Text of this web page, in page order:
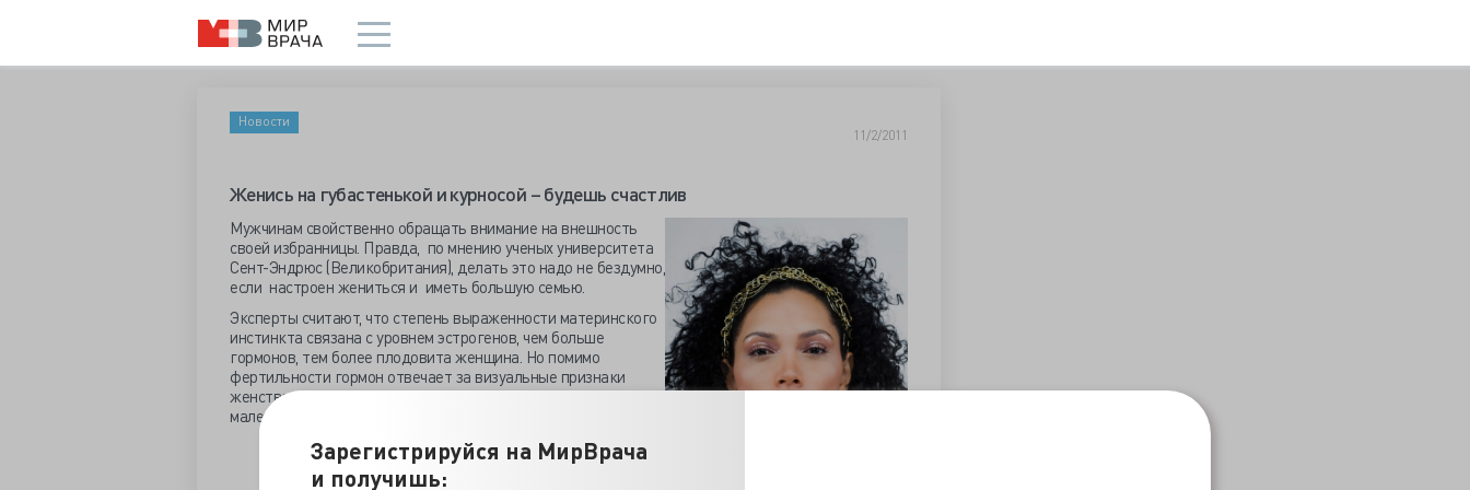
Зарегистрируйся на МирВрача
и получишь:
Новости
11/2/2011
Женись на губастенькой и курносой – будешь счастлив
Мужчинам свойственно обращать внимание на внешность
своей избранницы. Правда, по мнению ученых университета
Сент-Эндрюс (Великобритания), делать это надо не бездумно,
если настроен жениться и иметь большую семью.
Эксперты считают, что степень выраженности материнского
инстинкта связана с уровнем эстрогенов, чем больше
гормонов, тем более плодовита женщина. Но помимо
фертильности гормон отвечает за визуальные признаки
женственности, наделяя пухлыми губами, большими глазами,
маленьким и слегка вздернутым носом.
По лицу девушки можно сказать, сколько детей у нее
будет (odnoy-strokoy)
По женской внешности можно определить ее